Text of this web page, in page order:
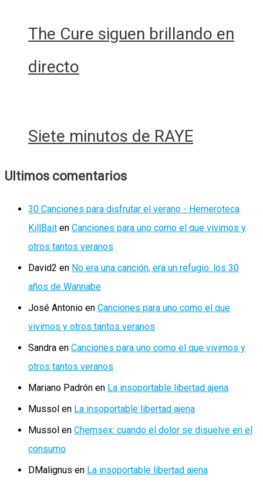
The Cure siguen brillando en
directo
Siete minutos de RAYE
Ultimos comentarios
30 Canciones para disfrutar el verano - Hemeroteca
KillBait en Canciones para uno como el que vivimos y
otros tantos veranos
David2 en No era una canción, era un refugio: los 30
años de Wannabe
José Antonio en Canciones para uno como el que
vivimos y otros tantos veranos
Sandra en Canciones para uno como el que vivimos y
otros tantos veranos
Mariano Padrón en La insoportable libertad ajena
Mussol en La insoportable libertad ajena
Mussol en Chemsex: cuando el dolor se disuelve en el
consumo
DMalignus en La insoportable libertad ajena